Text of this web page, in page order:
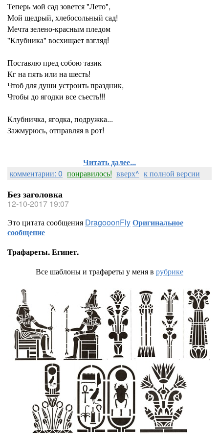
Теперь мой сад зовется "Лето",
Мой щедрый, хлебосольный сад!
Мечта зелено-красным пледом
"Клубника" восхищает взгляд!
Поставлю пред собою тазик
Кг на пять или на шесть!
Чтоб для души устроить праздник,
Чтобы до ягодки все съесть!!!
Клубничка, ягодка, подружка...
Зажмурюсь, отправляя в рот!
Читать далее...
комментарии: 0 понравилось! вверх^ к полной версии
Без заголовка
12-10-2017 19:07
Это цитата сообщения DragooonFlyОригинальное
сообщение
Трафареты. Египет.
Все шаблоны и трафареты у меня в рубрике